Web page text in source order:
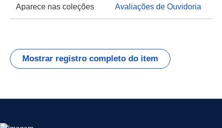
Aparece nas coleções Avaliações de Ouvidoria
Mostrar registro completo do item